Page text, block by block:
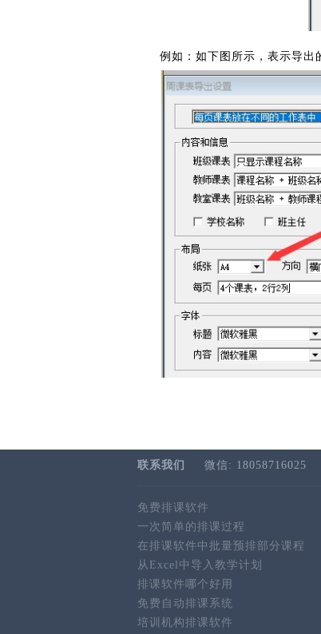
例如：如下图所示，表示导出
联系我们 微信: 18058716025
免费排课软件
一次简单的排课过程
在排课软件中批量预排部分课程
从Excel中导入教学计划
排课软件哪个好用
免费自动排课系统
培训机构排课软件